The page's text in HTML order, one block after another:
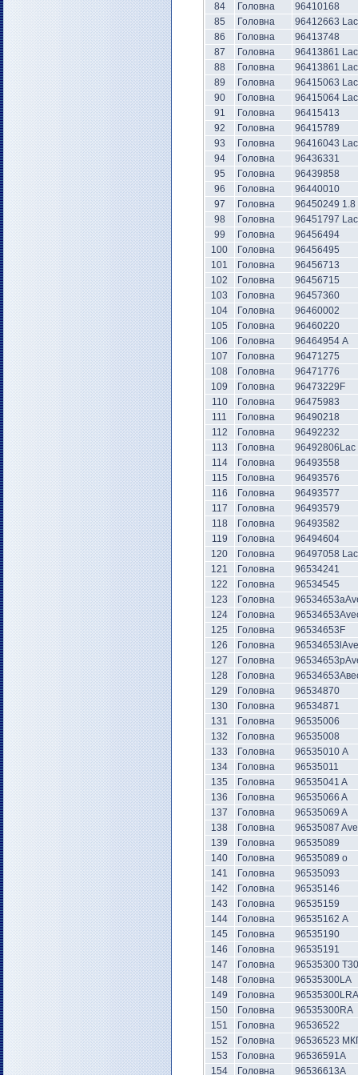
84
Головна
96410168
85
Головна
96412663 Lac
86
Головна
96413748
87
Головна
96413861
88
Головна
96413861
89
Головна
96415063 Lac
90
Головна
96415064 Lac
91
Головна
96415413
92
Головна
96415789
93
Головна
96416043 Lac
94
Головна
96436331
95
Головна
96439858
96
Головна
96440010
97
Головна
96450249 1.8
98
Головна
96451797 Lac
99
Головна
96456494
100
Головна
96456495
101
Головна
96456713
102
Головна
96456715
103
Головна
96457360
104
Головна
96460002
105
Головна
96460220
106
Головна
96464954 А
107
Головна
96471275
108
Головна
96471776
109
Головна
96473229F
110
Головна
96475983
111
Головна
96490218
112
Головна
96492232
113
Головна
96492806Lac
114
Головна
96493558
115
Головна
96493576
116
Головна
96493577
117
Головна
96493579
118
Головна
96493582
119
Головна
96494604
120
Головна
96497058 Lac
121
Головна
96534241
122
Головна
96534545
123
Головна
124
Головна
125
Головна
96534653F
126
Головна
127
Головна
128
Головна
129
Головна
96534870
130
Головна
96534871
131
Головна
96535006
132
Головна
96535008
133
Головна
96535010 А
134
Головна
96535011
135
Головна
96535041 A
136
Головна
96535066 A
137
Головна
96535069 A
138
Головна
96535087
139
Головна
96535089
140
Головна
96535089 o
141
Головна
96535093
142
Головна
96535146
143
Головна
96535159
144
Головна
96535162 А
145
Головна
96535190
146
Головна
96535191
147
Головна
96535300
148
Головна
96535300LA
149
Головна
96535300LRA
150
Головна
96535300RA
151
Головна
96536522
152
Головна
96536523
153
Головна
96536591А
154
Головна 96536613А